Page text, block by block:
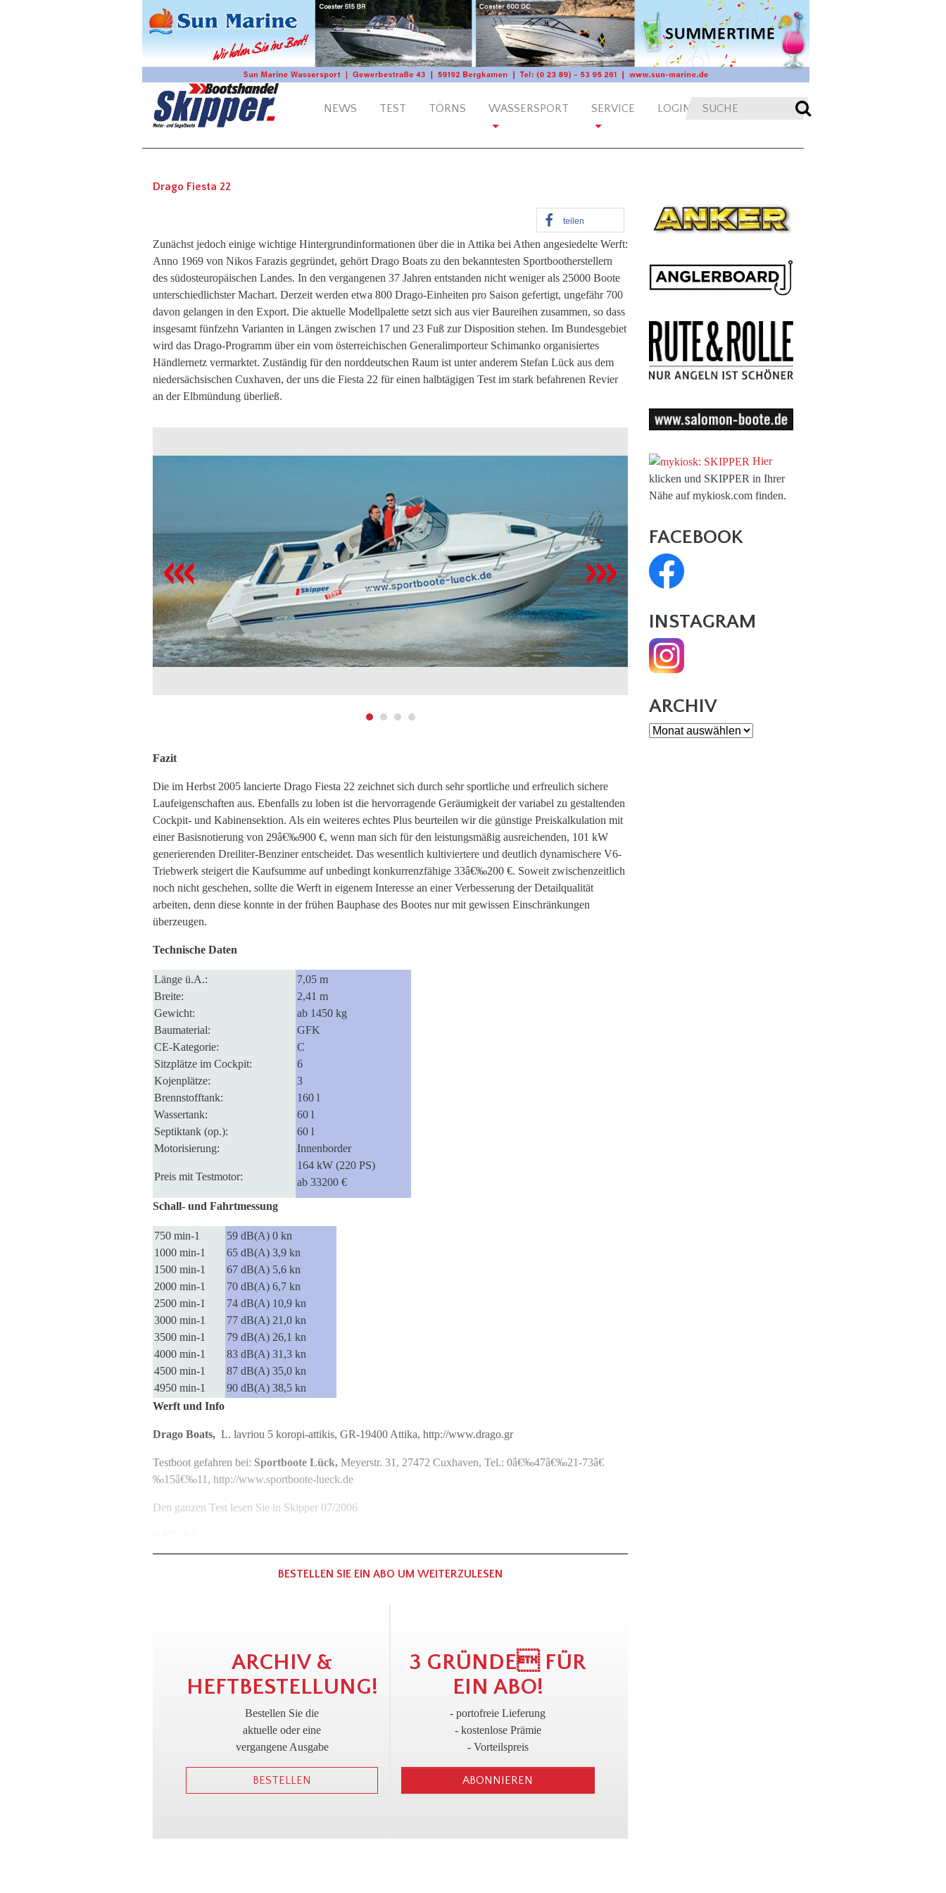
NEWS TEST TÖRNS WASSERSPORT SERVICE LOGIN
Drago Fiesta 22
teilen
Zunächst jedoch einige wichtige Hintergrundinformationen über die in Attika bei Athen angesiedelte Werft:
Anno 1969 von Nikos Farazis gegründet, gehört Drago Boats zu den bekanntesten Sportbootherstellern
des südosteuropäischen Landes. In den vergangenen 37 Jahren entstanden nicht weniger als 25000 Boote
unterschiedlichster Machart. Derzeit werden etwa 800 Drago-Einheiten pro Saison gefertigt, ungefähr 700
davon gelangen in den Export. Die aktuelle Modellpalette setzt sich aus vier Baureihen zusammen, so dass
insgesamt fünfzehn Varianten in Längen zwischen 17 und 23 Fuß zur Disposition stehen. Im Bundesgebiet
wird das Drago-Programm über ein vom österreichischen Generalimporteur Schimanko organisiertes
Händlernetz vermarktet. Zuständig für den norddeutschen Raum ist unter anderem Stefan Lück aus dem
niedersächsischen Cuxhaven, der uns die Fiesta 22 für einen halbtägigen Test im stark befahrenen Revier
an der Elbmündung überließ.
Fazit
Die im Herbst 2005 lancierte Drago Fiesta 22 zeichnet sich durch sehr sportliche und erfreulich sichere
Laufeigenschaften aus. Ebenfalls zu loben ist die hervorragende Geräumigkeit der variabel zu gestaltenden
Cockpit- und Kabinensektion. Als ein weiteres echtes Plus beurteilen wir die günstige Preiskalkulation mit
einer Basisnotierung von 29â€‰900 €, wenn man sich für den leistungsmäßig ausreichenden, 101 kW
generierenden Dreiliter-Benziner entscheidet. Das wesentlich kultiviertere und deutlich dynamischere V6-
Triebwerk steigert die Kaufsumme auf unbedingt konkurrenzfähige 33â€‰200 €. Soweit zwischenzeitlich
noch nicht geschehen, sollte die Werft in eigenem Interesse an einer Verbesserung der Detailqualität
arbeiten, denn diese konnte in der frühen Bauphase des Bootes nur mit gewissen Einschränkungen
überzeugen.
Technische Daten
Länge ü.A.:
Breite:
Gewicht:
Baumaterial:
CE-Kategorie:
Sitzplätze im Cockpit:
Kojenplätze:
Brennstofftank:
Wassertank:
Septiktank (op.):
Motorisierung:
Preis mit Testmotor:
7,05 m
2,41 m
ab 1450 kg
GFK
C
6
3
160 l
60 l
60 l
Innenborder
164 kW (220 PS)
ab 33200 €
Schall- und Fahrtmessung
750 min-1
1000 min-1
1500 min-1
2000 min-1
2500 min-1
3000 min-1
3500 min-1
4000 min-1
4500 min-1
4950 min-1
59 dB(A) 0 kn
65 dB(A) 3,9 kn
67 dB(A) 5,6 kn
70 dB(A) 6,7 kn
74 dB(A) 10,9 kn
77 dB(A) 21,0 kn
79 dB(A) 26,1 kn
83 dB(A) 31,3 kn
87 dB(A) 35,0 kn
90 dB(A) 38,5 kn
Werft und Info
Drago Boats, L. lavriou 5 koropi-attikis, GR-19400 Attika, http://www.drago.gr
Testboot gefahren bei: Sportboote Lück, Meyerstr. 31, 27472 Cuxhaven, Tel.: 0â€‰47â€‰21-73â€
‰15â€‰11, http://www.sportboote-lueck.de
Den ganzen Test lesen Sie in Skipper 07/2006
BESTELLEN SIE EIN ABO UM WEITERZULESEN
!
ARCHIV &
HEFTBESTELLUNG!
Bestellen Sie die
aktuelle oder eine
vergangene Ausgabe
BESTELLEN 3
3 GRÜNDE FÜR
EIN ABO!
- portofreie Lieferung
- kostenlose Prämie
- Vorteilspreis
ABONNIEREN
Hier
klicken und SKIPPER in Ihrer
Nähe auf mykiosk.com finden.
FACEBOOK
INSTAGRAM
ARCHIV
Archiv